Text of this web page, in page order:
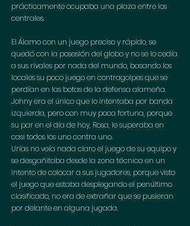
prácticamente ocupaba una plaza entre los
centrales.
El Álamo con un juego preciso y rápido, se
quedó con la posesión del globo y no se lo cedía
a sus rivales por nada del mundo, basando los
locales su poco juego en contragolpes que se
perdían en las botas de la defensa alameña.
Johny era el único que lo intentaba por banda
izquierda, pero con muy poca fortuna, porque
su par en el día de hoy, Rosa, le superaba en
casi todos los uno contra uno.
Urías no veía nada claro el juego de su equipo y
se desgañitaba desde la zona técnica en un
intento de colocar a sus jugadores, porque visto
el juego que estaba desplegando el penúltimo
clasificado, no era de extrañar que se pusieran
por delante en alguna jugada.